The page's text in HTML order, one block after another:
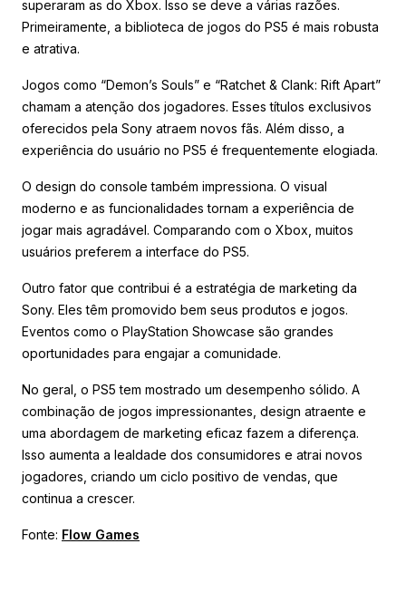
superaram as do Xbox. Isso se deve a várias razões.
Primeiramente, a biblioteca de jogos do PS5 é mais robusta
e atrativa.
Jogos como “Demon’s Souls” e “Ratchet & Clank: Rift Apart”
chamam a atenção dos jogadores. Esses títulos exclusivos
oferecidos pela Sony atraem novos fãs. Além disso, a
experiência do usuário no PS5 é frequentemente elogiada.
O design do console também impressiona. O visual
moderno e as funcionalidades tornam a experiência de
jogar mais agradável. Comparando com o Xbox, muitos
usuários preferem a interface do PS5.
Outro fator que contribui é a estratégia de marketing da
Sony. Eles têm promovido bem seus produtos e jogos.
Eventos como o PlayStation Showcase são grandes
oportunidades para engajar a comunidade.
No geral, o PS5 tem mostrado um desempenho sólido. A
combinação de jogos impressionantes, design atraente e
uma abordagem de marketing eficaz fazem a diferença.
Isso aumenta a lealdade dos consumidores e atrai novos
jogadores, criando um ciclo positivo de vendas, que
continua a crescer.
Fonte: Flow Games